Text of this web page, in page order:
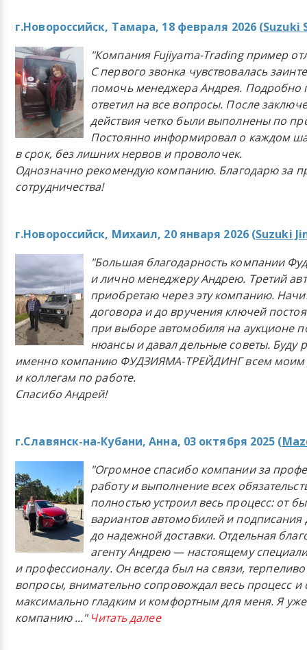
г.Новороссийск, Тамара, 18 февраля 2026 (Suzuki
"Компания Fujiyama-Trading пример
С первого звонка чувствовалась
помочь менеджера Андрея. Подробно
ответил на все вопросы. После
действия четко были выполнены по
Постоянно информировал о каждом
в срок, без лишних нервов и проволочек.
Однозначно рекомендую компанию. Благодарю за
сотрудничества!
г.Новороссийск, Михаил, 20 января 2026 (Suzuki
"Большая благодарность компании
и лично менеджеру Андрею. Третий
приобретаю через эту компанию.
договора и до вручения ключей
при выборе автомобиля на аукционе
нюансы и давал дельные советы. Буду
именно компанию ФУДЗИЯМА-ТРЕЙДИНГ всем моим
и коллегам по работе.
Спасибо Андрей!
г.Славянск-на-Кубани, Анна, 03 октября 2025 (
"Огромное спасибо компании за
работу и выполнение всех
полностью устроил весь процесс: от
вариантов автомобилей и подписания
до надежной доставки. Отдельная
агенту Андрею — настоящему
и профессионалу. Он всегда был на связи,
вопросы, внимательно сопровождал весь процесс и
максимально гладким и комфортным для меня. Я
компанию..." Читать далее